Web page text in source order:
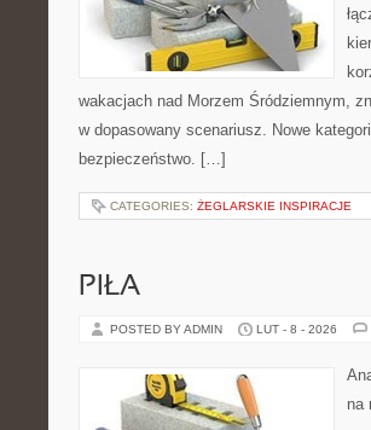
wakacjach nad Morzem Śródziemnym,
w dopasowany scenariusz. Nowe
bezpieczeństwo. […]
CATEGORIES: ŻEGLARSKIE INSPIRACJE
PIŁA
POSTED BY ADMIN LUT - 8 - 2026
na